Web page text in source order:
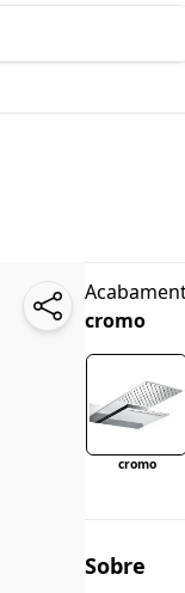
cromo
cromo
Sobre